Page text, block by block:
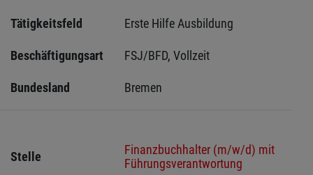
Tätigkeitsfeld Erste Hilfe Ausbildung
Beschäftigungsart FSJ/BFD, Vollzeit
Bundesland Bremen
Stelle
Finanzbuchhalter (m/w/d) mit
Führungsverantwortung